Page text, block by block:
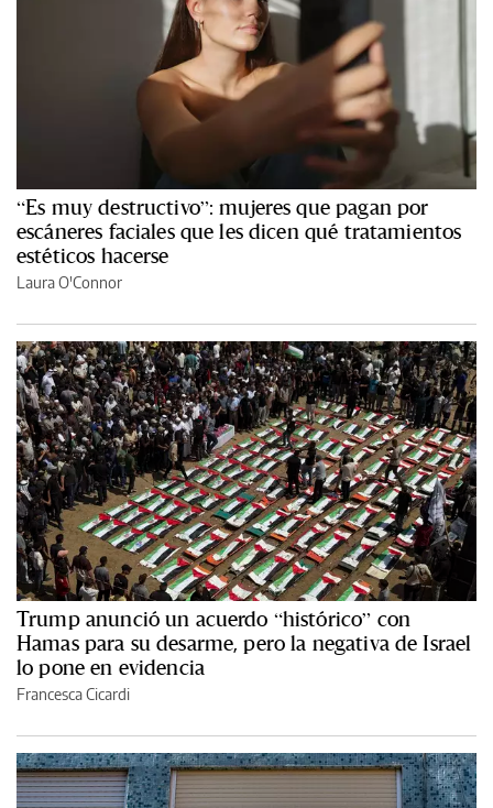
“Es muy destructivo”: mujeres que pagan por
escáneres faciales que les dicen qué tratamientos
estéticos hacerse
Laura O'Connor
Trump anunció un acuerdo “histórico” con
Hamas para su desarme, pero la negativa de Israel
lo pone en evidencia
Francesca Cicardi